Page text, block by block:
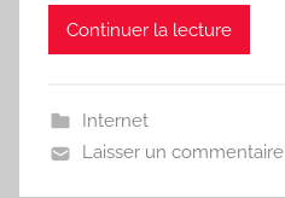
Continuer la lecture
Internet
Laisser un commentaire